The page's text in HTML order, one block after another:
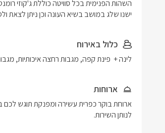
ישנו שלג במושב בשיא העונה וכן ניתן לצאת
כלול באירוח
לינה +  פינת קפה, מגבות רחצה איכותיות,
ארוחות
לנותן השירות.